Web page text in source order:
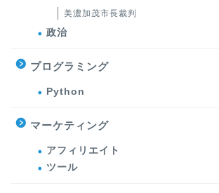
美濃加茂市長裁判
政治
プログラミング
Python
マーケティング
アフィリエイト
ツール